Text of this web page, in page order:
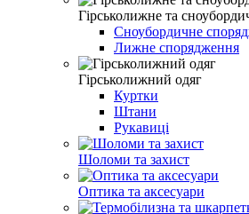
Гірськолижне та
Сноубордичне
Лижне спорядження
Гірськолижний одяг
Куртки
Штани
Рукавиці
Шоломи та захист
Оптика та аксесуари